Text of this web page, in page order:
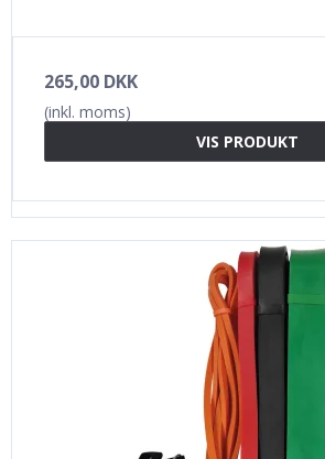
265,00 DKK
(inkl. moms)
VIS PRODUKT